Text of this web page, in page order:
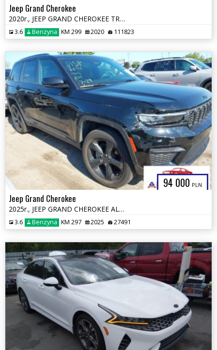
Jeep Grand Cherokee
2020r., JEEP GRAND CHEROKEE TRAILHAWK 4X4, 3.6L, od ubezpieczalni
3.6 Benzyna KM 299 2020 111823
94 000 PLN
Jeep Grand Cherokee
2025r., JEEP GRAND CHEROKEE ALTITUDE X 4X4, 3.6L, od ubezpieczalni
3.6 Benzyna KM 297 2025 27491